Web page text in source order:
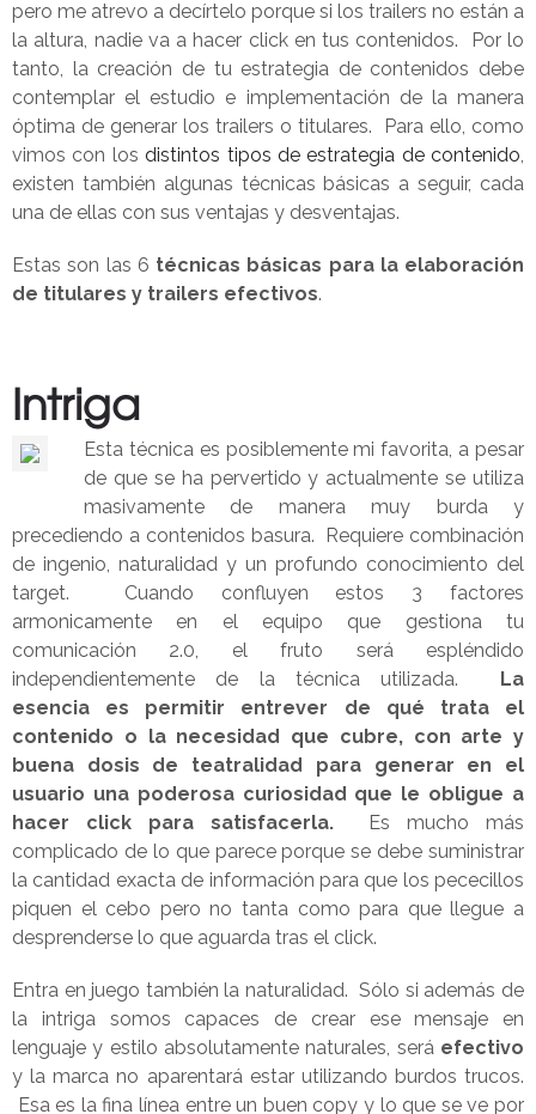
pero me atrevo a decírtelo porque si los trailers no están a
la altura, nadie va a hacer click en tus contenidos. Por lo
tanto, la creación de tu estrategia de contenidos debe
contemplar el estudio e implementación de la manera
óptima de generar los trailers o titulares. Para ello, como
vimos con losdistintos tipos de estrategia de contenido,
existen también algunas técnicas básicas a seguir, cada
una de ellas con sus ventajas y desventajas.
Estas son las 6 técnicas básicas para la elaboración
de titulares y trailers efectivos.
Intriga
Esta técnica es posiblemente mi favorita, a pesar
de que se ha pervertido y actualmente se utiliza
masivamente de manera muy burda y
precediendo a contenidos basura. Requiere combinación
de ingenio, naturalidad y un profundo conocimiento del
target. Cuando confluyen estos 3 factores
armonicamente en el equipo que gestiona tu
comunicación 2.0, el fruto será espléndido
independientemente de la técnica utilizada.
La
esencia es permitir entrever de qué trata el
contenido o la necesidad que cubre, con arte y
buena dosis de teatralidad para generar en el
usuario una poderosa curiosidad que le obligue a
hacer click para satisfacerla. Es mucho más
complicado de lo que parece porque se debe suministrar
la cantidad exacta de información para que los pececillos
piquen el cebo pero no tanta como para que llegue a
desprenderse lo que aguarda tras el click.
Entra en juego también la naturalidad. Sólo si además de
la intriga somos capaces de crear ese mensaje en
lenguaje y estilo absolutamente naturales, seráefectivo
y la marca no aparentará estar utilizando burdos trucos.
Esa es la fina línea entre un buen copy y lo que se ve por